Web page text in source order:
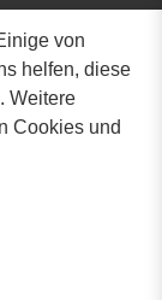
von
helfen, diese
Weitere
Cookies und